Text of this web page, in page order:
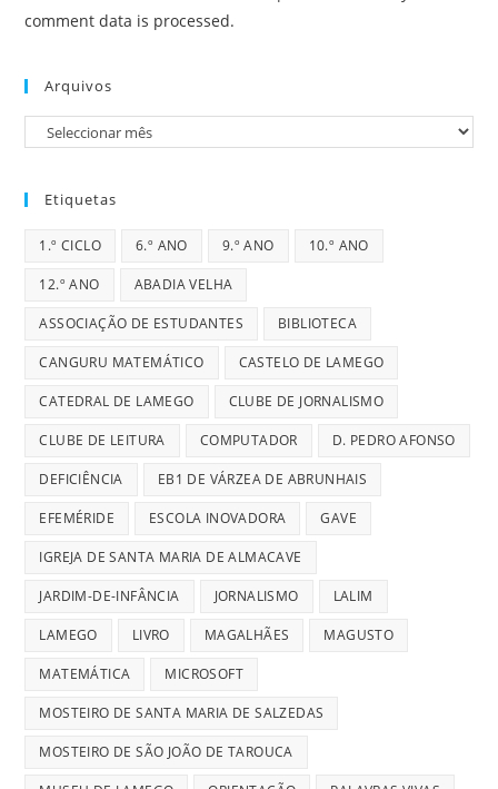
comment data is processed.
Arquivos
Arquivos
Etiquetas
1.º CICLO 6.º ANO 9.º ANO 10.º ANO
12.º ANO ABADIA VELHA
ASSOCIAÇÃO DE ESTUDANTES BIBLIOTECA
CANGURU MATEMÁTICO CASTELO DE LAMEGO
CATEDRAL DE LAMEGO CLUBE DE JORNALISMO
CLUBE DE LEITURA COMPUTADOR D. PEDRO AFONSO
DEFICIÊNCIA EB1 DE VÁRZEA DE ABRUNHAIS
EFEMÉRIDE ESCOLA INOVADORA GAVE
IGREJA DE SANTA MARIA DE ALMACAVE
JARDIM-DE-INFÂNCIA JORNALISMO LALIM
LAMEGO LIVRO MAGALHÃES MAGUSTO
MATEMÁTICA MICROSOFT
MOSTEIRO DE SANTA MARIA DE SALZEDAS
MOSTEIRO DE SÃO JOÃO DE TAROUCA